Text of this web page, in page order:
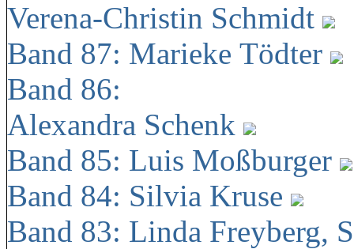
Verena-Christin Schmidt
Band 87: Marieke Tödter
Band 86:
Alexandra Schenk
Band 85: Luis Moßburger
Band 84: Silvia Kruse
Band 83: Linda Freyberg,